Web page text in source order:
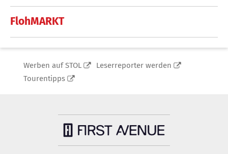
FlohMARKT
Werben auf STOL
Leserreporter werden
Tourentipps